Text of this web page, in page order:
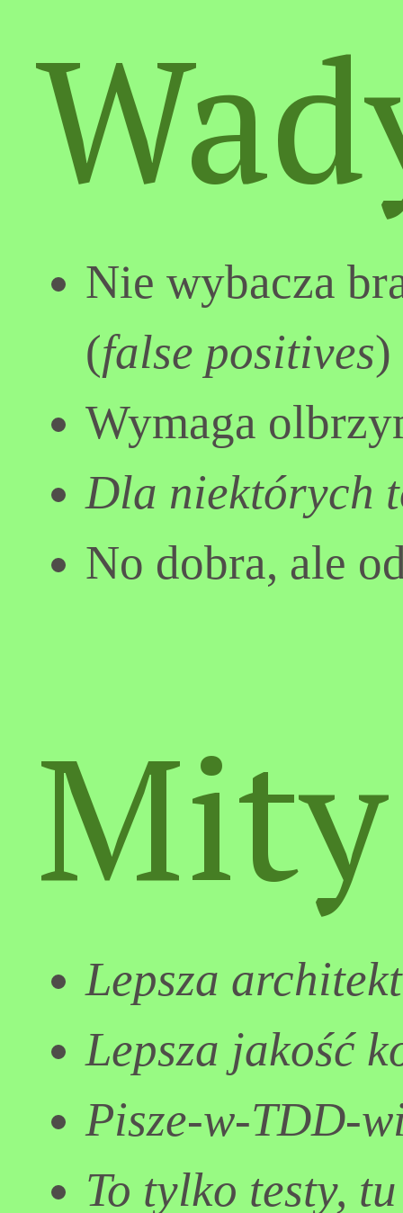
Nie wybacza
(false positives)
Wymaga
Dla niektórych
No dobra, ale
Mity
Lepsza
Lepsza jakość
Pisze-w-TDD-
To tylko testy,